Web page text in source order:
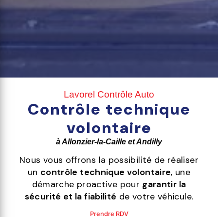
Lavorel Contrôle Auto
Contrôle technique
volontaire
à Allonzier-la-Caille et Andilly
Nous vous offrons la possibilité de réaliser
un contrôle technique volontaire, une
démarche proactive pour garantir la
sécurité et la fiabilité de votre véhicule.
Prendre RDV